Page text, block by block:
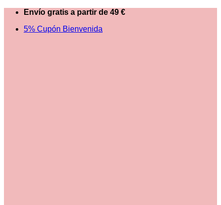
Saltar
contenido
Envío gratis a partir de 49 €
5% Cupón Bienvenida